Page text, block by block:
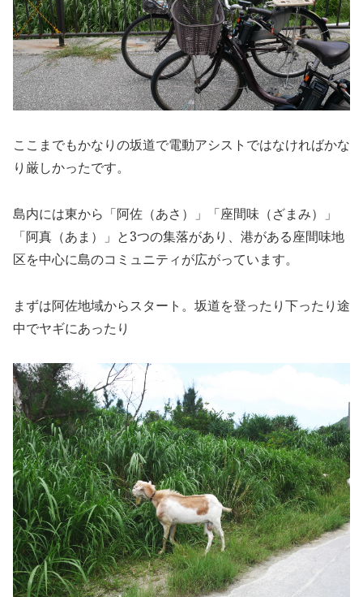
ここまでもかなりの坂道で電動アシストではなければかな
り厳しかったです。
島内には東から「阿佐（あさ）」「座間味（ざまみ）」
「阿真（あま）」と3つの集落があり、港がある座間味地
区を中心に島のコミュニティが広がっています。
まずは阿佐地域からスタート。坂道を登ったり下ったり途
中でヤギにあったり